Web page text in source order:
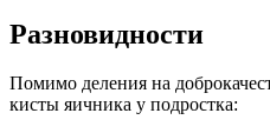
Разновидности
Помимо деления на
кисты яичника у подростка: